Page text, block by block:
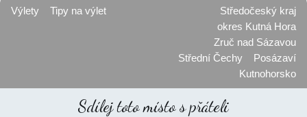
Výlety Tipy na výlet
Středočeský kraj
okres Kutná Hora
Zruč nad Sázavou
Střední Čechy
Posázaví
Kutnohorsko
Sdílej toto místo s přáteli